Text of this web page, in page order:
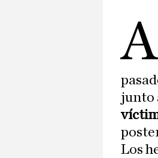
A
junto
Los